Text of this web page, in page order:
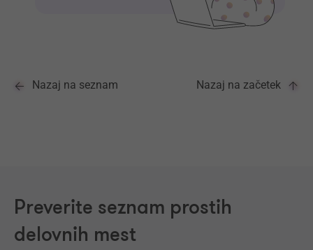
Nazaj na seznam Nazaj na začetek
Preverite seznam prostih
delovnih mest